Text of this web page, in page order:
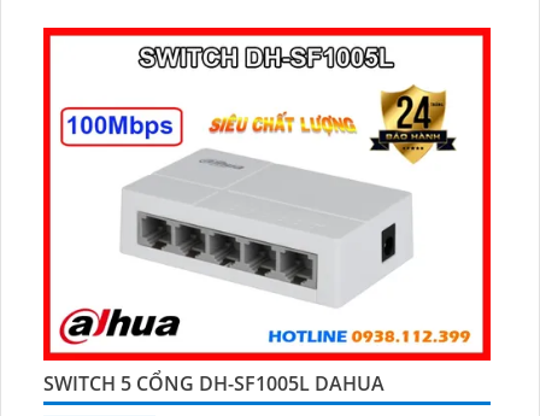
SWITCH 5 CỔNG DH-SF1005L DAHUA